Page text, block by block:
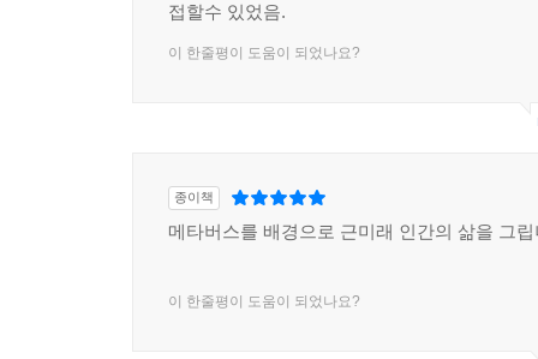
접할수 있었음.
이 한줄평이 도움이 되었나요?
종이책
메타버스를 배경으로 근미래 인간의 삶을 그
이 한줄평이 도움이 되었나요?